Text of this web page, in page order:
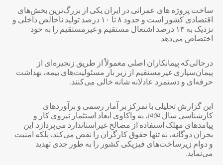
ساخت پروژه های عمرانی در ایران یکی از بزرگ‌ترین بخش‌های
اقتصادی کشور است و حدود ۸ تا ۱۰ درصد تولید ناخالص داخلی و
نزدیک به ۱۳ درصد اشتغال مستقیم و غیرمستقیم را به خود
اختصاص می‌دهد.
درحالی‌که پیمانکاران اصلی معمولاً از طریق زنجیره‌ای از
پیمان‌سپاری غیرمستقیم از زیر بار مسئولیت‌های بیمه، بهداشت
حرفه‌ای و دستمزد عادلانه شانه خالی می‌کنند.
این گزارش تحلیلی با تمرکز بر آمار رسمی و برآوردهای
کارشناسی سال 1404، به واکاوی ابعاد استثمار نیروی کار و
پیامدهای مهلک استفاده از مصالح غیراستاندارد می‌پردازد. این
بحران دوگانه، نه تنها حقوق کارگران را نقض می‌کند، بلکه امنیت
و دوام زیرساخت‌های فیزیکی کشور را به طور جدی تهدید
می‌نماید.